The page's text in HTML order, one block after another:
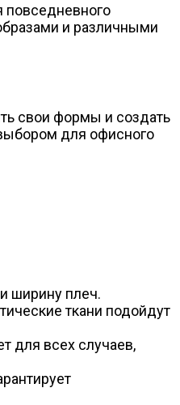
и различными
свои формы и создать
для офисного
ширину плеч.
ткани подойдут
для всех случаев,